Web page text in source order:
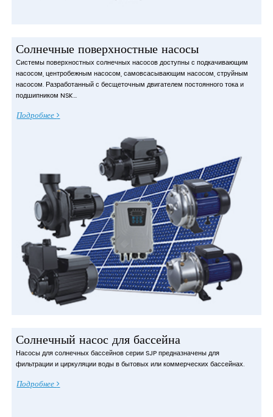
Солнечные поверхностные насосы
Системы поверхностных солнечных насосов доступны с подкачивающим
насосом, центробежным насосом, самовсасывающим насосом, струйным
насосом. Разработанный с бесщеточным двигателем постоянного тока и
подшипником NSK...
Подробнее
Солнечный насос для бассейна
Насосы для солнечных бассейнов серии SJP предназначены для
фильтрации и циркуляции воды в бытовых или коммерческих бассейнах.
Подробнее